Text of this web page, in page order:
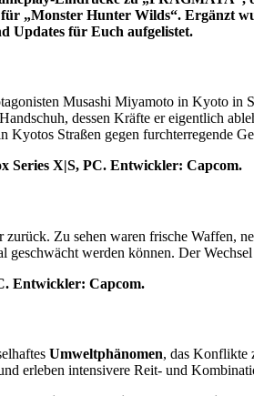
„Monster Hunter Wilds“. Ergänzt
Updates für Euch aufgelistet.
Musashi Miyamoto in Kyoto in
dessen Kräfte er eigentlich
Kyotos Straßen gegen furchterregende
Series X|S, PC. Entwickler: Capcom.
Zu sehen waren frische Waffen,
werden können. Der
Entwickler: Capcom.
Umweltphänomen, das Konflikte
erleben intensivere Reit- und